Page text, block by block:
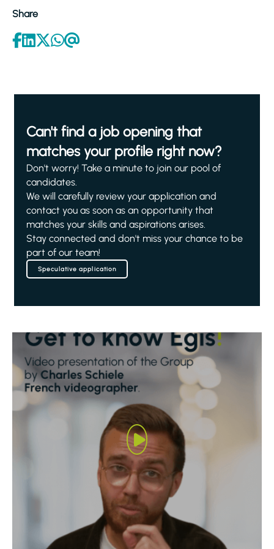
Share
Can't find a job opening that
matches your profile right now?
Don't worry! Take a minute to join our pool of
candidates.
We will carefully review your application and
contact you as soon as an opportunity that
matches your skills and aspirations arises.
Stay connected and don't miss your chance to be
part of our team!
Speculative application